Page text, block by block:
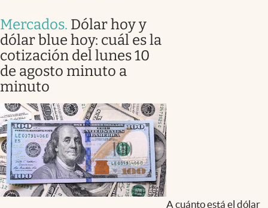
Mercados. Dólar hoy y
dólar blue hoy: cuál es la
cotización del lunes 10
de agosto minuto a
minuto
A cuánto está el dólar